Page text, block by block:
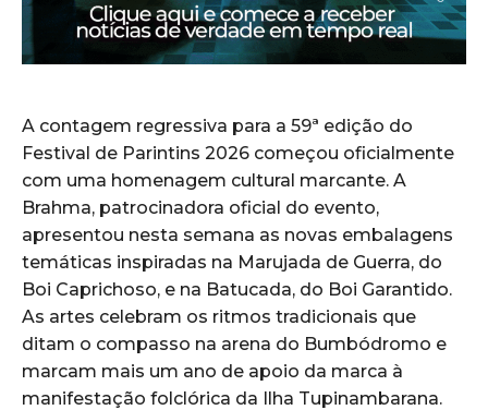
A contagem regressiva para a 59ª edição do
Festival de Parintins 2026 começou oficialmente
com uma homenagem cultural marcante. A
Brahma, patrocinadora oficial do evento,
apresentou nesta semana as novas embalagens
temáticas inspiradas na Marujada de Guerra, do
Boi Caprichoso, e na Batucada, do Boi Garantido.
As artes celebram os ritmos tradicionais que
ditam o compasso na arena do Bumbódromo e
marcam mais um ano de apoio da marca à
manifestação folclórica da Ilha Tupinambarana.